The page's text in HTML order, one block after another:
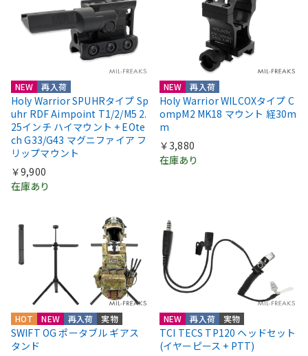
NEW 再入荷
Holy Warrior SPUHRタイプ Sp
uhr RDF Aimpoint T1/2/M5 2.
25インチ ハイマウント + EOte
ch G33/G43 マグニファイア フ
リップマウント
￥9,900
在庫あり
NEW 再入荷
Holy Warrior WILCOXタイプ C
ompM2 MK18 マウント 経30m
m
￥3,880
在庫あり
HOT NEW 再入荷 実物
SWIFT OG ポータブル ギアス
タンド
NEW 再入荷 実物
TCI TECS TP120 ヘッドセット
(イヤーピース + PTT)